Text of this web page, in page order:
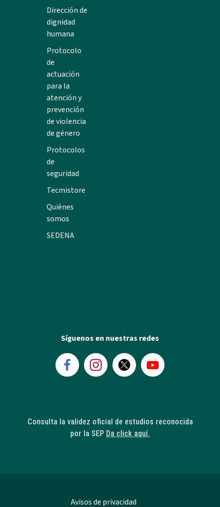
Dirección de
dignidad
humana
Protocolo
de
actuación
para la
atención y
prevención
de violencia
de género
Protocolos
de
seguridad
Tecmistore
Quiénes
somos
SEDENA
Síguenos en nuestras redes
Consulta la validez oficial de estudios reconocida
por la SEP Da click aquí.
Avisos de privacidad